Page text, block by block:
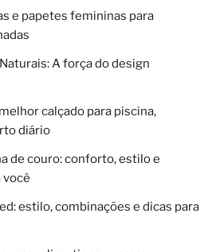
e papetes femininas para
A força do design
calçado para piscina,
diário
de couro: conforto, estilo e
você
estilo, combinações e dicas para